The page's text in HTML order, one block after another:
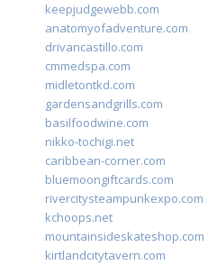
keepjudgewebb.com
anatomyofadventure.com
drivancastillo.com
cmmedspa.com
midletontkd.com
gardensandgrills.com
basilfoodwine.com
nikko-tochigi.net
caribbean-corner.com
bluemoongiftcards.com
rivercitysteampunkexpo.com
kchoops.net
mountainsideskateshop.com
kirtlandcitytavern.com